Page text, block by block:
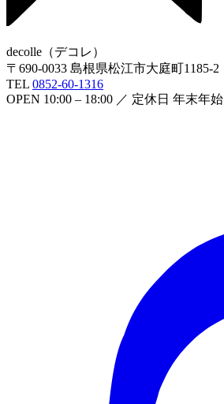
decolle （デコレ ）
〒 690-0033 島根県松江市大庭町1185-2
TEL 0852-60-1316
OPEN 10:00 – 18:00 ／ 定休日 年末年始